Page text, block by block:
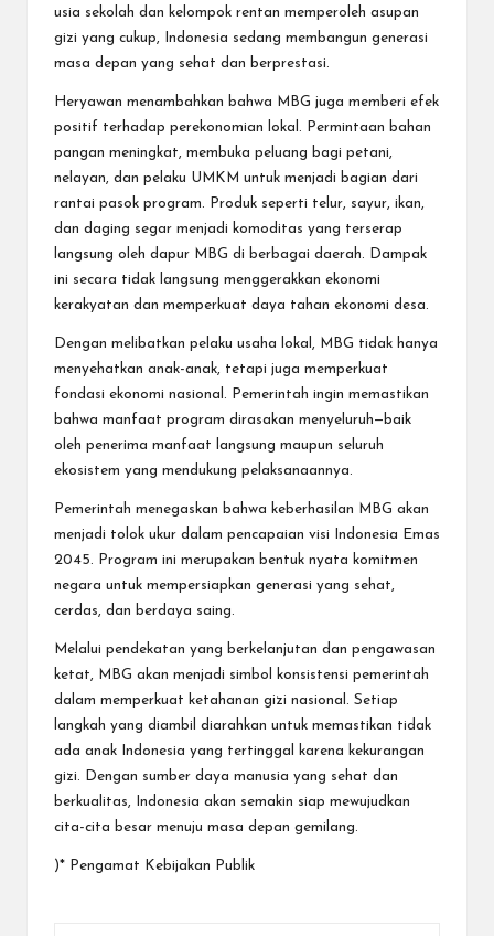
usia sekolah dan kelompok rentan memperoleh asupan
gizi yang cukup, Indonesia sedang membangun generasi
masa depan yang sehat dan berprestasi.
Heryawan menambahkan bahwa MBG juga memberi efek
positif terhadap perekonomian lokal. Permintaan bahan
pangan meningkat, membuka peluang bagi petani,
nelayan, dan pelaku UMKM untuk menjadi bagian dari
rantai pasok program. Produk seperti telur, sayur, ikan,
dan daging segar menjadi komoditas yang terserap
langsung oleh dapur MBG di berbagai daerah. Dampak
ini secara tidak langsung menggerakkan ekonomi
kerakyatan dan memperkuat daya tahan ekonomi desa.
Dengan melibatkan pelaku usaha lokal, MBG tidak hanya
menyehatkan anak-anak, tetapi juga memperkuat
fondasi ekonomi nasional. Pemerintah ingin memastikan
bahwa manfaat program dirasakan menyeluruh—baik
oleh penerima manfaat langsung maupun seluruh
ekosistem yang mendukung pelaksanaannya.
Pemerintah menegaskan bahwa keberhasilan MBG akan
menjadi tolok ukur dalam pencapaian visi Indonesia Emas
2045. Program ini merupakan bentuk nyata komitmen
negara untuk mempersiapkan generasi yang sehat,
cerdas, dan berdaya saing.
Melalui pendekatan yang berkelanjutan dan pengawasan
ketat, MBG akan menjadi simbol konsistensi pemerintah
dalam memperkuat ketahanan gizi nasional. Setiap
langkah yang diambil diarahkan untuk memastikan tidak
ada anak Indonesia yang tertinggal karena kekurangan
gizi. Dengan sumber daya manusia yang sehat dan
berkualitas, Indonesia akan semakin siap mewujudkan
cita-cita besar menuju masa depan gemilang.
)* Pengamat Kebijakan Publik